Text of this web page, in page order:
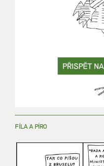
FÍLA A PÍRO